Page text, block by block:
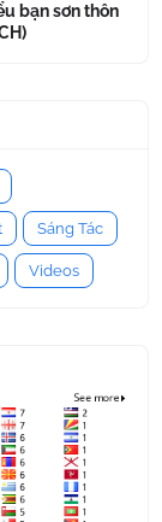
bạn sơn thôn
Sáng Tác
Videos